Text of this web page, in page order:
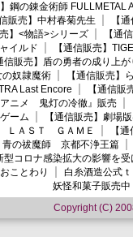
】鋼の錬金術師 FULLMETAL
信販売】中村春菊先生
【
売】<物語>シリーズ
【通
イルド
【通信販売】
信販売】盾の勇者の成り上が
の奴隷魔術
【通信販売】
Last Encore
【通信
アニメ 鬼灯の冷徹』販売
ーム
【通信販売】劇場
ＬＡＳＴ ＧＡＭＥ
【
青の祓魔師 京都不浄王篇
型コロナ感染拡大の影響を
ことわり
白糸酒造公式
妖怪和菓子販売中
Copyright (C)